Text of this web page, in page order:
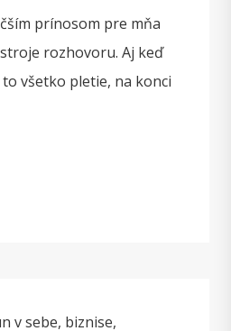
prínosom pre mňa
rozhovoru. Aj keď
to všetko pletie, na konci
v sebe, biznise,